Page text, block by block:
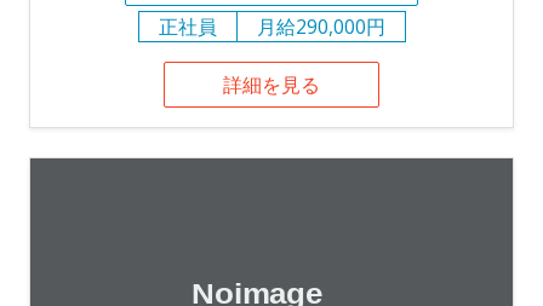
正社員
月給290,000円
詳細を見る